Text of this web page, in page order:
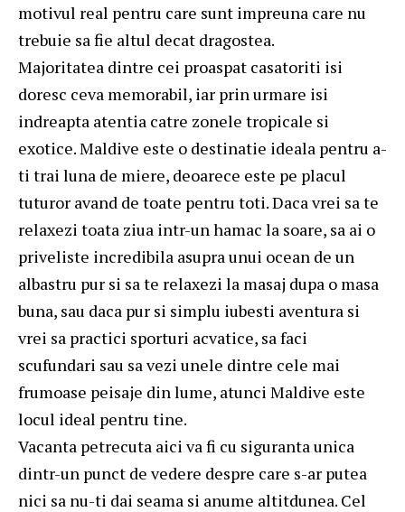
motivul real pentru care sunt impreuna care nu
trebuie sa fie altul decat dragostea.
Majoritatea dintre cei proaspat casatoriti isi
doresc ceva memorabil, iar prin urmare isi
indreapta atentia catre zonele tropicale si
exotice.Maldive este o destinatie ideala pentru a-
ti trai luna de miere, deoarece este pe placul
tuturor avand de toate pentru toti. Daca vrei sa te
relaxezi toata ziua intr-un hamac la soare, sa ai o
priveliste incredibila asupra unui ocean de un
albastru pur si sa te relaxezi la masaj dupa o masa
buna, sau daca pur si simplu iubesti aventura si
vrei sa practici sporturi acvatice, sa faci
scufundari sau sa vezi unele dintre cele mai
frumoase peisaje din lume, atunci Maldive este
locul ideal pentru tine.
Vacanta petrecuta aici va fi cu siguranta unica
dintr-un punct de vedere despre care s-ar putea
nici sa nu-ti dai seama si anume altitdunea. Cel